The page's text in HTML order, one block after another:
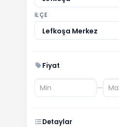
İLÇE
Lefkoşa Merkez
Fiyat
—
Detaylar